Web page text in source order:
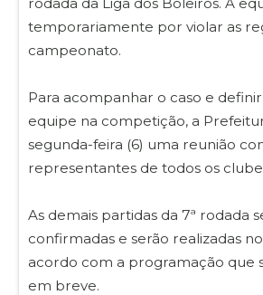
temporariamente por violar as
campeonato.
Para acompanhar o caso e
equipe na competição, a
segunda-feira (6) uma reunião
representantes de todos os
As demais partidas da 7ª rodada
confirmadas e serão realizadas
acordo com a programação que
em breve.